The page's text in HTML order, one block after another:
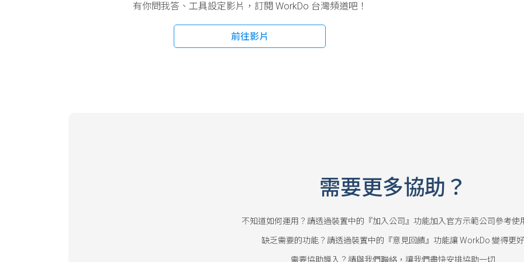
有你問我答、工具設定影片，訂閱 WorkDo 台灣頻道吧！
前往影片
需要更多協助？
不知道如何運用？請透過裝置中的『加入公司』功能加入官方示範公司參考使
缺乏需要的功能？請透過裝置中的『意見回饋』功能讓 WorkDo 變得更好
需要協助導入？請與我們聯絡，讓我們盡快安排協助一切